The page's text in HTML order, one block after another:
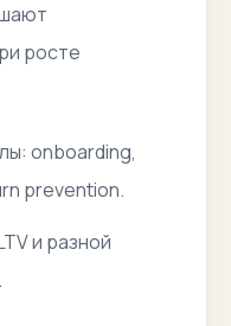
росте
onboarding,
prevention.
и разной